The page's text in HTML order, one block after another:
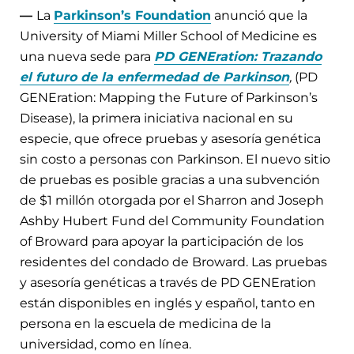
— La Parkinson’s Foundation anunció que la
University of Miami Miller School of Medicine es
una nueva sede para PD GENEration: Trazando
el futuro de la enfermedad de Parkinson, (PD
GENEration: Mapping the Future of Parkinson’s
Disease), la primera iniciativa nacional en su
especie, que ofrece pruebas y asesoría genética
sin costo a personas con Parkinson. El nuevo sitio
de pruebas es posible gracias a una subvención
de $1 millón otorgada por el Sharron and Joseph
Ashby Hubert Fund del Community Foundation
of Broward para apoyar la participación de los
residentes del condado de Broward. Las pruebas
y asesoría genéticas a través de PD GENEration
están disponibles en inglés y español, tanto en
persona en la escuela de medicina de la
universidad, como en línea.